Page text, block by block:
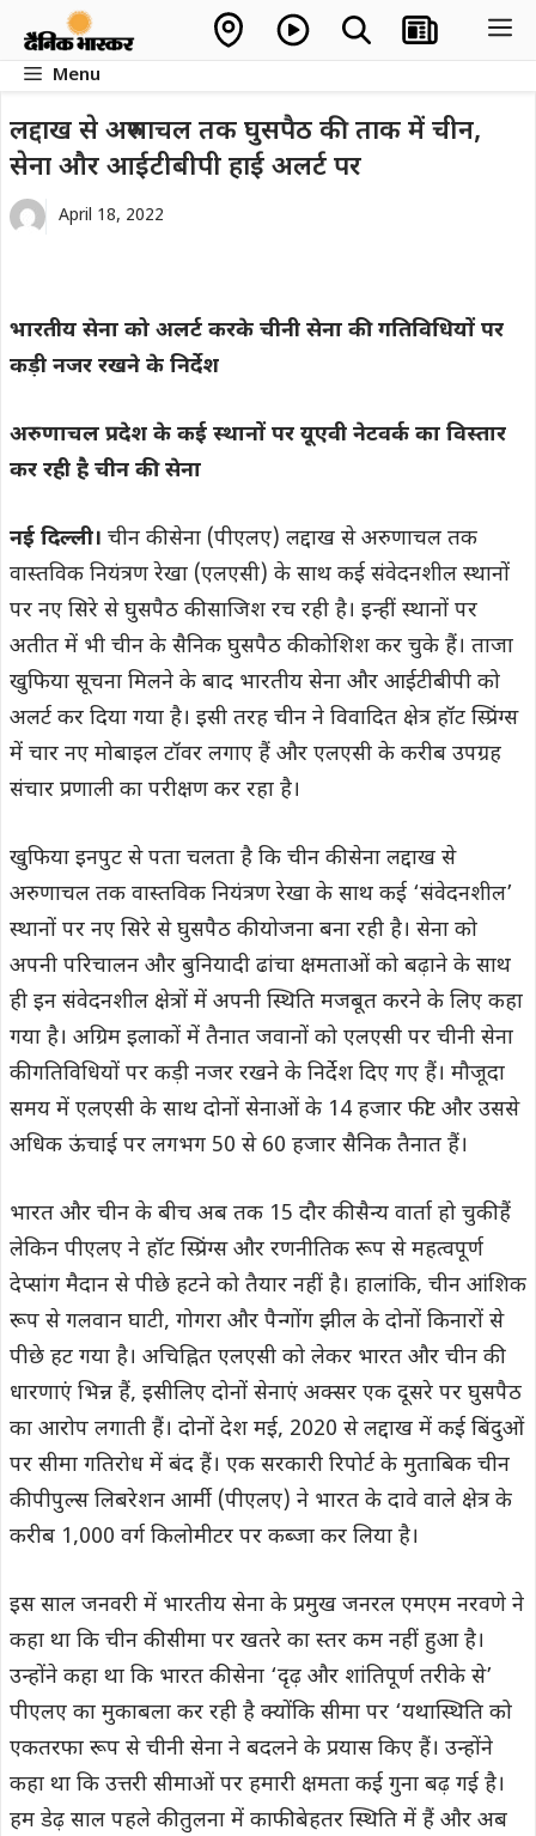
contentMenu
लद्दाख से अरुणाचल तक घुसपैठ की ताक में चीन,
सेना और आईटीबीपी हाई अलर्ट पर
April 18, 2022
भारतीय सेना को अलर्ट करके चीनी सेना की गतिविधियों पर
कड़ी नजर रखने के निर्देश
अरुणाचल प्रदेश के कई स्थानों पर यूएवी नेटवर्क का विस्तार
कर रही है चीन की सेना
नई दिल्ली। चीन की सेना (पीएलए) लद्दाख से अरुणाचल तक
वास्तविक नियंत्रण रेखा (एलएसी) के साथ कई संवेदनशील स्थानों
पर नए सिरे से घुसपैठ की साजिश रच रही है। इन्हीं स्थानों पर
अतीत में भी चीन के सैनिक घुसपैठ की कोशिश कर चुके हैं। ताजा
खुफिया सूचना मिलने के बाद भारतीय सेना और आईटीबीपी को
अलर्ट कर दिया गया है। इसी तरह चीन ने विवादित क्षेत्र हॉट स्प्रिंग्स
में चार नए मोबाइल टॉवर लगाए हैं और एलएसी के करीब उपग्रह
संचार प्रणाली का परीक्षण कर रहा है।
खुफिया इनपुट से पता चलता है कि चीन की सेना लद्दाख से
अरुणाचल तक वास्तविक नियंत्रण रेखा के साथ कई ‘संवेदनशील’
स्थानों पर नए सिरे से घुसपैठ की योजना बना रही है। सेना को
अपनी परिचालन और बुनियादी ढांचा क्षमताओं को बढ़ाने के साथ
ही इन संवेदनशील क्षेत्रों में अपनी स्थिति मजबूत करने के लिए कहा
गया है। अग्रिम इलाकों में तैनात जवानों को एलएसी पर चीनी सेना
की गतिविधियों पर कड़ी नजर रखने के निर्देश दिए गए हैं। मौजूदा
समय में एलएसी के साथ दोनों सेनाओं के 14 हजार फीट और उससे
अधिक ऊंचाई पर लगभग 50 से 60 हजार सैनिक तैनात हैं।
भारत और चीन के बीच अब तक 15 दौर की सैन्य वार्ता हो चुकी हैं
लेकिन पीएलए ने हॉट स्प्रिंग्स और रणनीतिक रूप से महत्वपूर्ण
देप्सांग मैदान से पीछे हटने को तैयार नहीं है। हालांकि, चीन आंशिक
रूप से गलवान घाटी, गोगरा और पैन्गोंग झील के दोनों किनारों से
पीछे हट गया है। अचिह्नित एलएसी को लेकर भारत और चीन की
धारणाएं भिन्न हैं, इसीलिए दोनों सेनाएं अक्सर एक दूसरे पर घुसपैठ
का आरोप लगाती हैं। दोनों देश मई, 2020 से लद्दाख में कई बिंदुओं
पर सीमा गतिरोध में बंद हैं। एक सरकारी रिपोर्ट के मुताबिक चीन
की पीपुल्स लिबरेशन आर्मी (पीएलए) ने भारत के दावे वाले क्षेत्र के
करीब 1,000 वर्ग किलोमीटर पर कब्जा कर लिया है।
इस साल जनवरी में भारतीय सेना के प्रमुख जनरल एमएम नरवणे ने
कहा था कि चीन की सीमा पर खतरे का स्तर कम नहीं हुआ है।
उन्होंने कहा था कि भारत की सेना ‘दृढ़ और शांतिपूर्ण तरीके से’
पीएलए का मुकाबला कर रही है क्योंकि सीमा पर ‘यथास्थिति को
एकतरफा रूप से चीनी सेना ने बदलने के प्रयास किए हैं। उन्होंने
कहा था कि उत्तरी सीमाओं पर हमारी क्षमता कई गुना बढ़ गई है।
हम डेढ़ साल पहले की तुलना में काफी बेहतर स्थिति में हैं और अब